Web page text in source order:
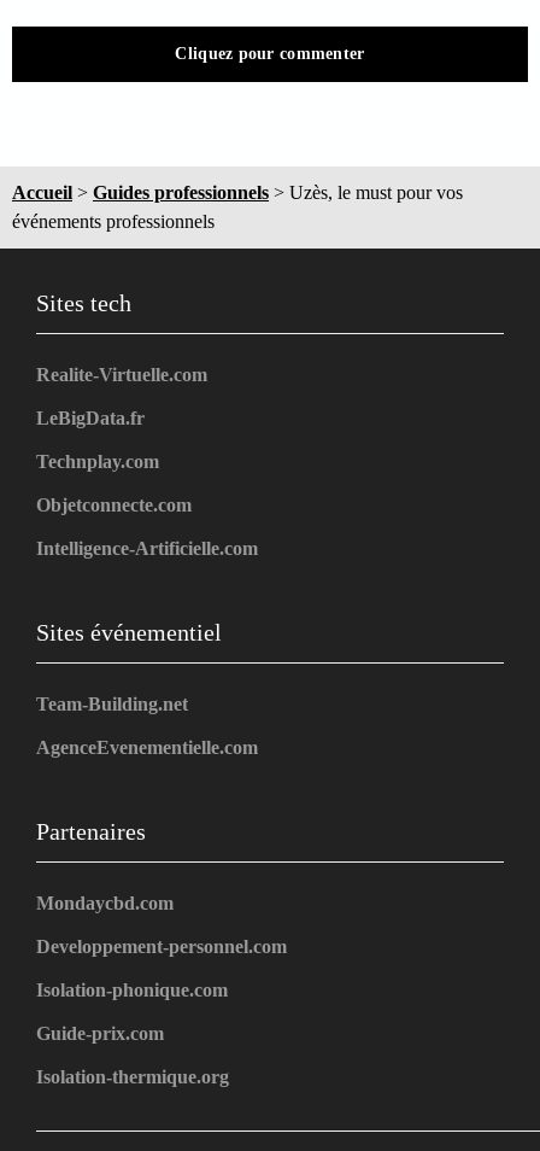
Cliquez pour commenter
Accueil > Guides professionnels > Uzès, le must pour vos
événements professionnels
Sites tech
Realite-Virtuelle.com
LeBigData.fr
Technplay.com
Objetconnecte.com
Intelligence-Artificielle.com
Sites événementiel
Team-Building.net
AgenceEvenementielle.com
Partenaires
Mondaycbd.com
Developpement-personnel.com
Isolation-phonique.com
Guide-prix.com
Isolation-thermique.org